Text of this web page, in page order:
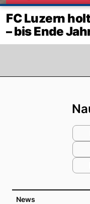
FC Luzern
– bis Ende
News